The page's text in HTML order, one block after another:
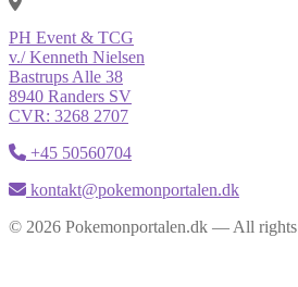
PH Event & TCG
v./ Kenneth Nielsen
Bastrups Alle 38
8940 Randers SV
CVR: 3268 2707
+45 50560704
kontakt@pokemonportalen.dk
© 2026 Pokemonportalen.dk — All rights